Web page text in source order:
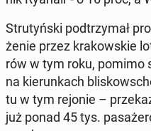
Stru­tyń­ski pod­trzy­mał
że­nie przez kra­kow­skie
rów w tym roku, pomimo
na kie­run­kach
tu w tym rejonie –
już ponad 45 tys.